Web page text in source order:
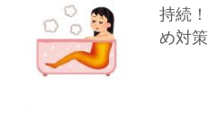
持続
め対策